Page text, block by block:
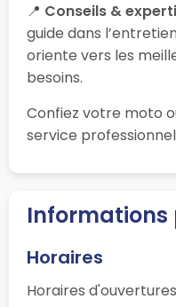
📍 Conseils &
guide dans
oriente vers les
besoins.
Confiez votre moto
service
Informations
Horaires
Horaires